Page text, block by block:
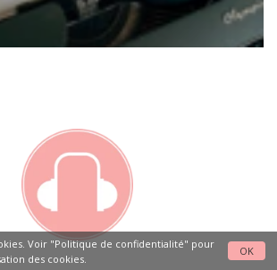
Voir "Politique de confidentialité" pour
des cookies.
OK